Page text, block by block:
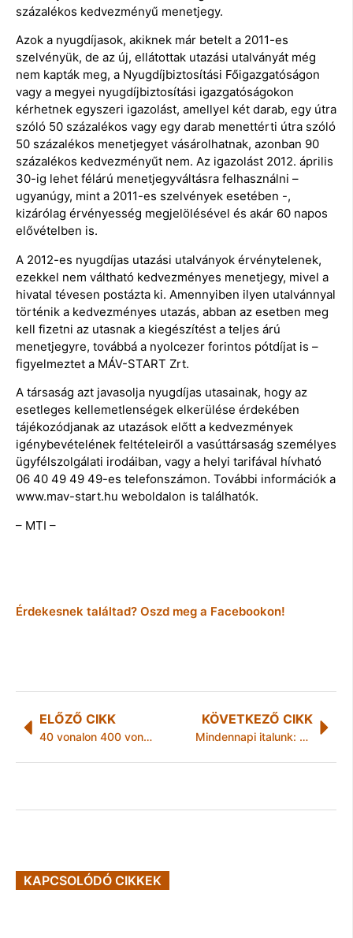
százalékos kedvezményű menetjegy.
Azok a nyugdíjasok, akiknek már betelt a 2011-es
szelvényük, de az új, ellátottak utazási utalványát még
nem kapták meg, a Nyugdíjbiztosítási Főigazgatóságon
vagy a megyei nyugdíjbiztosítási igazgatóságokon
kérhetnek egyszeri igazolást, amellyel két darab, egy útra
szóló 50 százalékos vagy egy darab menettérti útra szóló
50 százalékos menetjegyet vásárolhatnak, azonban 90
százalékos kedvezményűt nem. Az igazolást 2012. április
30-ig lehet félárú menetjegyváltásra felhasználni –
ugyanúgy, mint a 2011-es szelvények esetében -,
kizárólag érvényesség megjelölésével és akár 60 napos
elővételben is.
A 2012-es nyugdíjas utazási utalványok érvénytelenek,
ezekkel nem váltható kedvezményes menetjegy, mivel a
hivatal tévesen postázta ki. Amennyiben ilyen utalvánnyal
történik a kedvezményes utazás, abban az esetben meg
kell fizetni az utasnak a kiegészítést a teljes árú
menetjegyre, továbbá a nyolcezer forintos pótdíjat is –
figyelmeztet a MÁV-START Zrt.
A társaság azt javasolja nyugdíjas utasainak, hogy az
esetleges kellemetlenségek elkerülése érdekében
tájékozódjanak az utazások előtt a kedvezmények
igénybevételének feltételeiről a vasúttársaság személyes
ügyfélszolgálati irodáiban, vagy a helyi tarifával hívható
06 40 49 49 49-es telefonszámon. További információk a
www.mav-start.hu weboldalon is találhatók.
– MTI –
Érdekesnek találtad? Oszd meg a Facebookon!
ELŐZŐ CIKK
40 vonalon 400 vonat mínusz
KÖVETKEZŐ CIKK
Mindennapi italunk: egy pohár nyers zöldség leve
KAPCSOLÓDÓ CIKKEK